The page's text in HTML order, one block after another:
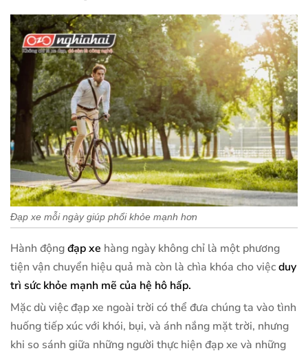
Đạp xe mỗi ngày giúp phổi khỏe mạnh hơn
Hành độngđạp xe hàng ngày không chỉ là một phương
tiện vận chuyển hiệu quả mà còn là chìa khóa cho việcduy
trì sức khỏe mạnh mẽ của hệ hô hấp.
Mặc dù việc đạp xe ngoài trời có thể đưa chúng ta vào tình
huống tiếp xúc với khói, bụi, và ánh nắng mặt trời, nhưng
khi so sánh giữa những người thực hiện đạp xe và những